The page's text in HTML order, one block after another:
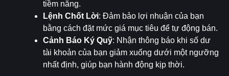
tiềm năng.
Lệnh Chốt Lời: Đảm bảo lợi nhuận của bạn
bằng cách đặt mức giá mục tiêu để tự động bán.
Cảnh Báo Ký Quỹ: Nhận thông báo khi số dư
tài khoản của bạn giảm xuống dưới một ngưỡng
nhất định, giúp bạn hành động kịp thời.